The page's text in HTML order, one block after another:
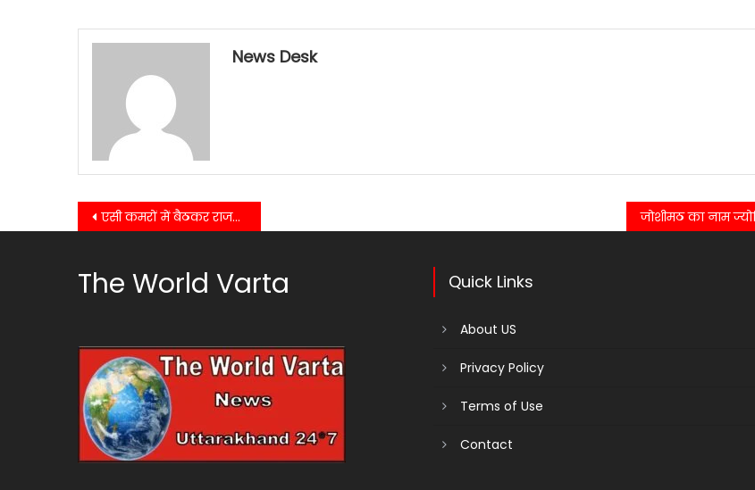
News Desk
Post
एसी कमरों में बैठकर राजनीति करने वाले डुबो रहे कांग्रेस की नैया- सीपी शर्मा
The World Varta Quick Links
About US
Privacy Policy
Terms of Use
Contact